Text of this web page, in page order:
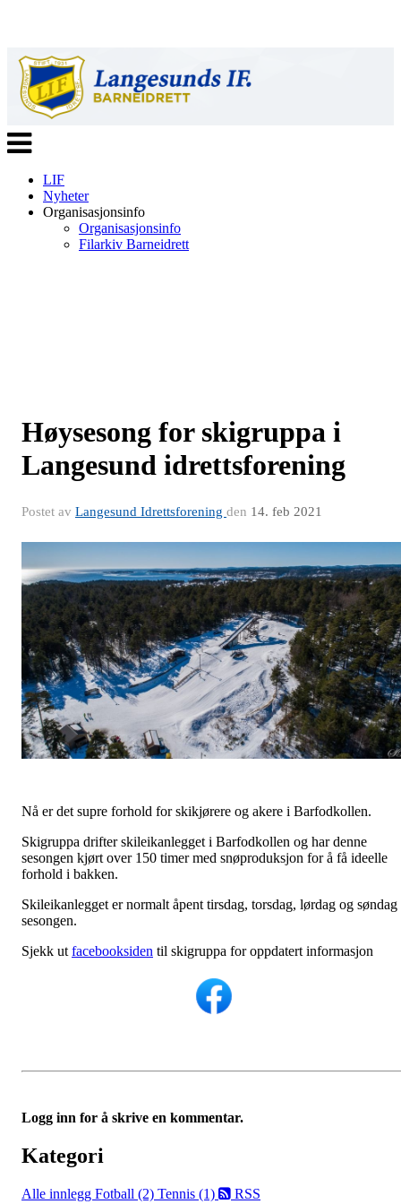
Veksle
navigasjon
LIF
Nyheter
Organisasjonsinfo
Organisasjonsinfo
Filarkiv Barneidrett
Høysesong for skigruppa i
Langesund idrettsforening
Postet av Langesund Idrettsforening den 14. feb 2021
Nå er det supre forhold for skikjørere og akere i Barfodkollen.
Skigruppa drifter skileikanlegget i Barfodkollen og har denne
sesongen kjørt over 150 timer med snøproduksjon for å få ideelle
forhold i bakken.
Skileikanlegget er normalt åpent tirsdag, torsdag, lørdag og søndag
sesongen.
Sjekk utfacebooksiden til skigruppa for oppdatert informasjon
Logg inn for å skrive en kommentar.
Kategori
Alle innlegg Fotball (2) Tennis (1) RSS